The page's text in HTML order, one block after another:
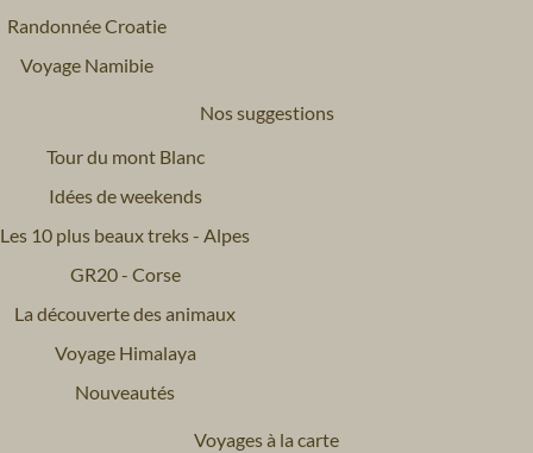
Randonnée Croatie
Voyage Namibie
Nos suggestions
Tour du mont Blanc
Idées de weekends
Les 10 plus beaux treks - Alpes
GR20 - Corse
La découverte des animaux
Voyage Himalaya
Nouveautés
Voyages à la carte